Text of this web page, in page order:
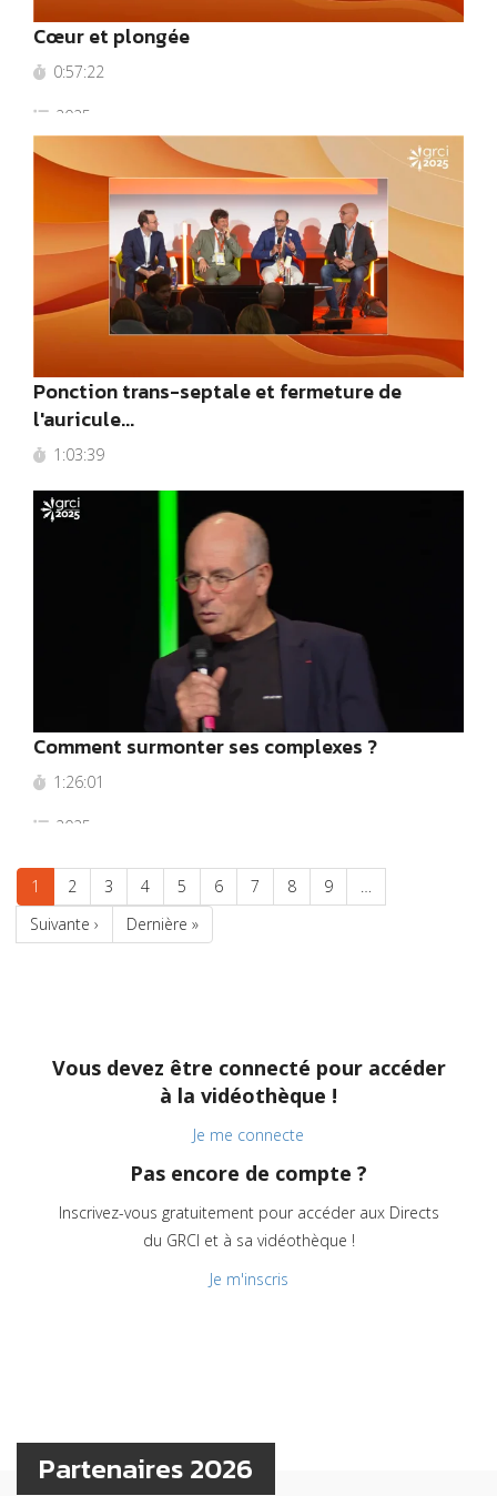
Cœur et plongée
0:57:22
2025
Ponction trans-septale et fermeture de
l'auricule...
1:03:39
2025
Comment surmonter ses complexes ?
1:26:01
2025
Pagination
Page
courante
1 Page
2 Page
3 Page
4 Page
5 Page
6 Page
7 Page
8 Page
9
…
Page
suivante
Suivante ›
Dernière
page
Dernière »
Vous devez être connecté pour accéder
à la vidéothèque !
Je me connecte
Pas encore de compte ?
Inscrivez-vous gratuitement pour accéder aux Directs
du GRCI et à sa vidéothèque !
Je m'inscris
Partenaires 2026